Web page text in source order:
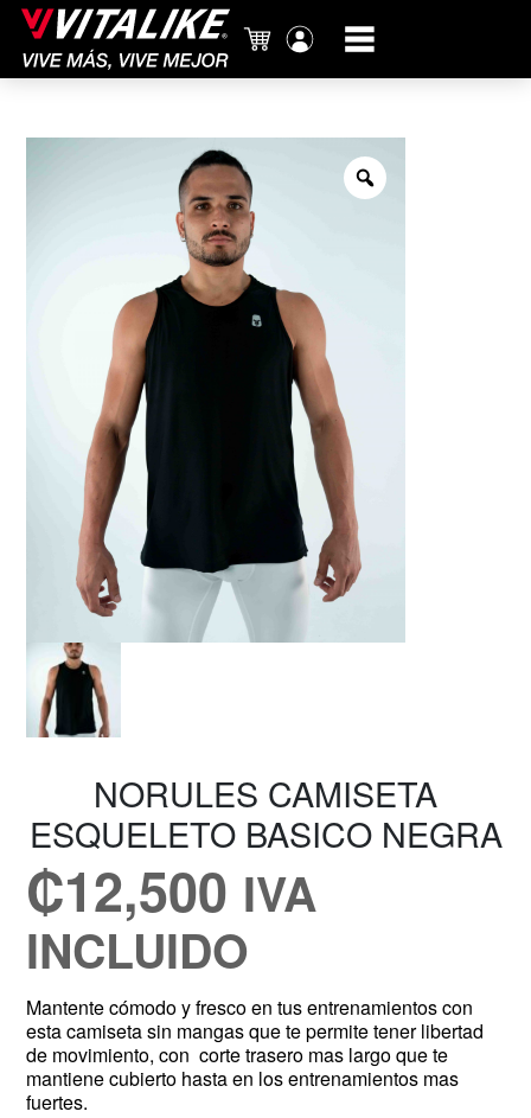
Carrito
cuenta
NORULES CAMISETA
ESQUELETO BASICO NEGRA
₡12,500 IVA
INCLUIDO
Mantente cómodo y fresco en tus entrenamientos con
esta camiseta sin mangas que te permite tener libertad
de movimiento, con corte trasero mas largo que te
mantiene cubierto hasta en los entrenamientos mas
fuertes.